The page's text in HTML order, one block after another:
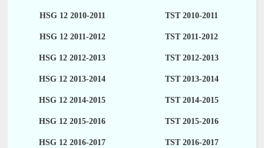
HSG 12 2010-2011 TST 2010-2011
HSG 12 2011-2012 TST 2011-2012
HSG 12 2012-2013 TST 2012-2013
HSG 12 2013-2014 TST 2013-2014
HSG 12 2014-2015 TST 2014-2015
HSG 12 2015-2016 TST 2015-2016
HSG 12 2016-2017 TST 2016-2017